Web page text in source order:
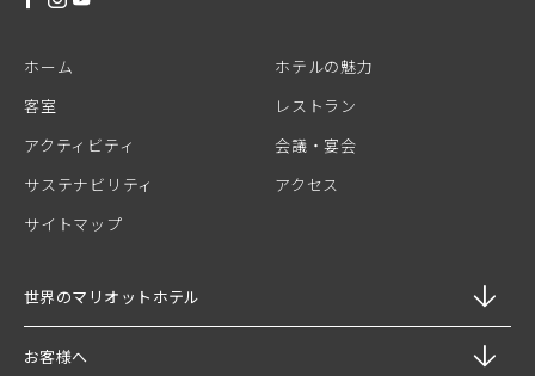
FACEBOOK
INSTAGRAM
YOUTUBE
ホーム
ホテルの魅力
客室
レストラン
アクティビティ
会議・宴会
サステナビリティ
アクセス
サイトマップ
世界のマリオットホテル
お客様へ